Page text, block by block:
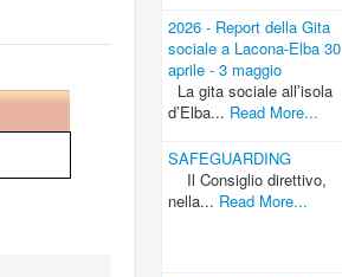
2026 - Report della Gita
sociale a Lacona-Elba 30
aprile - 3 maggio
La gita sociale all’isola
d’Elba... Read More...
SAFEGUARDING
Il Consiglio direttivo,
nella... Read More...